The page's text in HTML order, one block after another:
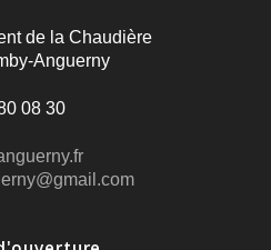
de la Chaudière
Anguerny
08 30